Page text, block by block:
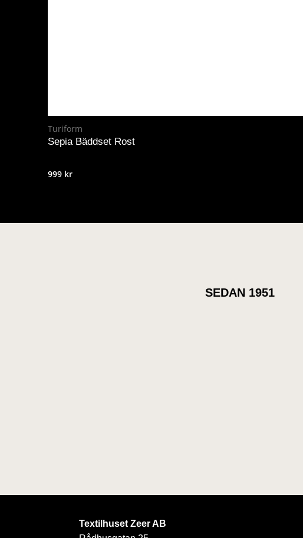
Turiform
Sepia Bäddset Rost
999 kr
SEDAN 1951
Textilhuset Zeer AB